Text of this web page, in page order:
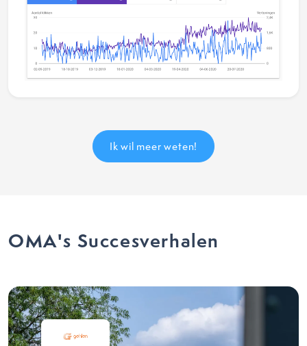
Ik wil meer weten!
OMA's Succesverhalen